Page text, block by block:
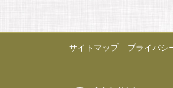
サイトマップ プライバシ